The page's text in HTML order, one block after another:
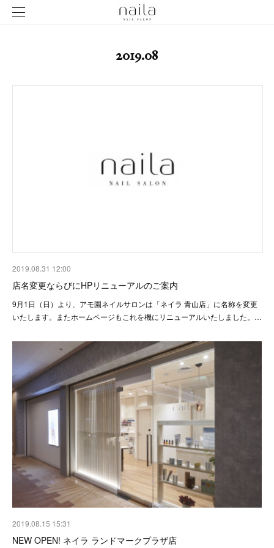
2019.08
2019.08.31 12:00
店名変更ならびにHPリニューアルのご案内
9月1日（日）より、アモ園ネイルサロンは「ネイラ 青山店」に名称を変更
いたします。またホームページもこれを機にリニューアルいたしました。…
2019.08.15 15:31
NEW OPEN! ネイラ ランドマークプラザ店